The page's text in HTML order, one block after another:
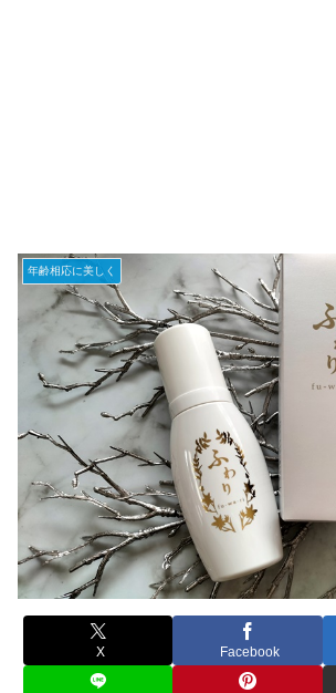
年齢相応に美しく
X Facebook